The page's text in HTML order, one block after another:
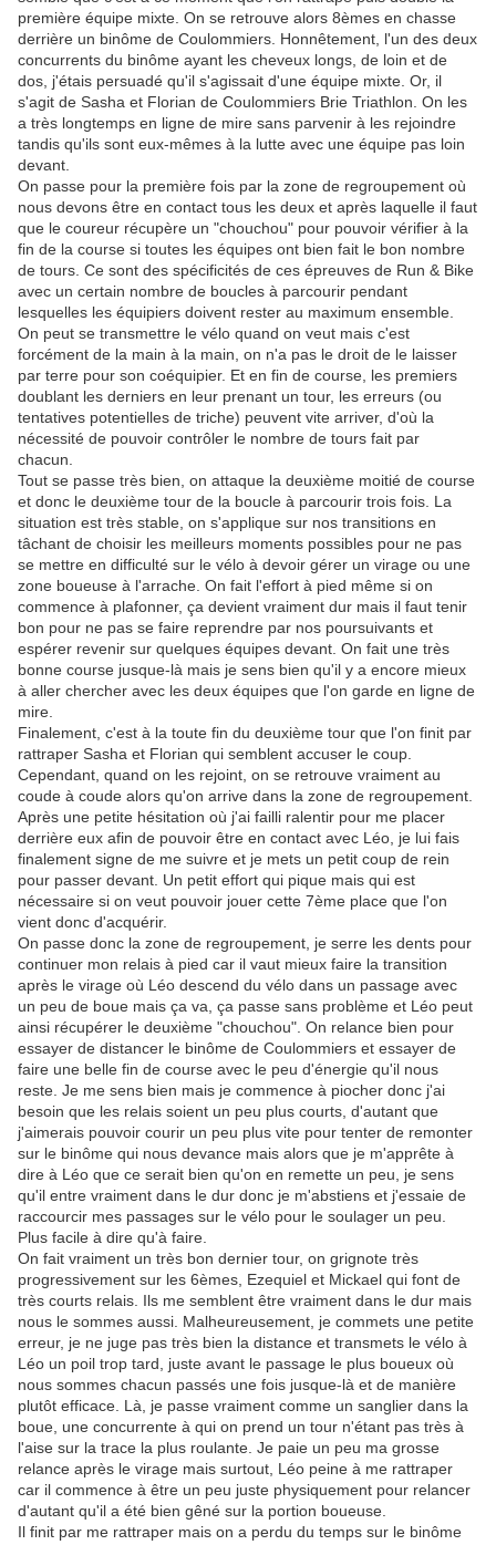
première équipe mixte. On se retrouve alors 8èmes en chasse
derrière un binôme de Coulommiers. Honnêtement, l'un des deux
concurrents du binôme ayant les cheveux longs, de loin et de
dos, j'étais persuadé qu'il s'agissait d'une équipe mixte. Or, il
s'agit de Sasha et Florian de Coulommiers Brie Triathlon. On les
a très longtemps en ligne de mire sans parvenir à les rejoindre
tandis qu'ils sont eux-mêmes à la lutte avec une équipe pas loin
devant.
On passe pour la première fois par la zone de regroupement où
nous devons être en contact tous les deux et après laquelle il faut
que le coureur récupère un "chouchou" pour pouvoir vérifier à la
fin de la course si toutes les équipes ont bien fait le bon nombre
de tours. Ce sont des spécificités de ces épreuves de Run & Bike
avec un certain nombre de boucles à parcourir pendant
lesquelles les équipiers doivent rester au maximum ensemble.
On peut se transmettre le vélo quand on veut mais c'est
forcément de la main à la main, on n'a pas le droit de le laisser
par terre pour son coéquipier. Et en fin de course, les premiers
doublant les derniers en leur prenant un tour, les erreurs (ou
tentatives potentielles de triche) peuvent vite arriver, d'où la
nécessité de pouvoir contrôler le nombre de tours fait par
chacun.
Tout se passe très bien, on attaque la deuxième moitié de course
et donc le deuxième tour de la boucle à parcourir trois fois. La
situation est très stable, on s'applique sur nos transitions en
tâchant de choisir les meilleurs moments possibles pour ne pas
se mettre en difficulté sur le vélo à devoir gérer un virage ou une
zone boueuse à l'arrache. On fait l'effort à pied même si on
commence à plafonner, ça devient vraiment dur mais il faut tenir
bon pour ne pas se faire reprendre par nos poursuivants et
espérer revenir sur quelques équipes devant. On fait une très
bonne course jusque-là mais je sens bien qu'il y a encore mieux
à aller chercher avec les deux équipes que l'on garde en ligne de
mire.
Finalement, c'est à la toute fin du deuxième tour que l'on finit par
rattraper Sasha et Florian qui semblent accuser le coup.
Cependant, quand on les rejoint, on se retrouve vraiment au
coude à coude alors qu'on arrive dans la zone de regroupement.
Après une petite hésitation où j'ai failli ralentir pour me placer
derrière eux afin de pouvoir être en contact avec Léo, je lui fais
finalement signe de me suivre et je mets un petit coup de rein
pour passer devant. Un petit effort qui pique mais qui est
nécessaire si on veut pouvoir jouer cette 7ème place que l'on
vient donc d'acquérir.
On passe donc la zone de regroupement, je serre les dents pour
continuer mon relais à pied car il vaut mieux faire la transition
après le virage où Léo descend du vélo dans un passage avec
un peu de boue mais ça va, ça passe sans problème et Léo peut
ainsi récupérer le deuxième "chouchou". On relance bien pour
essayer de distancer le binôme de Coulommiers et essayer de
faire une belle fin de course avec le peu d'énergie qu'il nous
reste. Je me sens bien mais je commence à piocher donc j'ai
besoin que les relais soient un peu plus courts, d'autant que
j'aimerais pouvoir courir un peu plus vite pour tenter de remonter
sur le binôme qui nous devance mais alors que je m'apprête à
dire à Léo que ce serait bien qu'on en remette un peu, je sens
qu'il entre vraiment dans le dur donc je m'abstiens et j'essaie de
raccourcir mes passages sur le vélo pour le soulager un peu.
Plus facile à dire qu'à faire.
On fait vraiment un très bon dernier tour, on grignote très
progressivement sur les 6èmes, Ezequiel et Mickael qui font de
très courts relais. Ils me semblent être vraiment dans le dur mais
nous le sommes aussi. Malheureusement, je commets une petite
erreur, je ne juge pas très bien la distance et transmets le vélo à
Léo un poil trop tard, juste avant le passage le plus boueux où
nous sommes chacun passés une fois jusque-là et de manière
plutôt efficace. Là, je passe vraiment comme un sanglier dans la
boue, une concurrente à qui on prend un tour n'étant pas très à
l'aise sur la trace la plus roulante. Je paie un peu ma grosse
relance après le virage mais surtout, Léo peine à me rattraper
car il commence à être un peu juste physiquement pour relancer
d'autant qu'il a été bien gêné sur la portion boueuse.
Il finit par me rattraper mais on a perdu du temps sur le binôme